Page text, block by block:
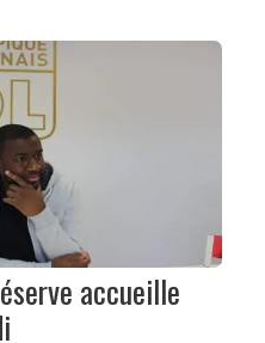
accueille